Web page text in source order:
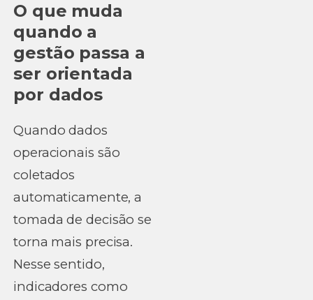
O que muda
quando a
gestão passa a
ser orientada
por dados
Quando dados
operacionais são
coletados
automaticamente, a
tomada de decisão se
torna mais precisa.
Nesse sentido,
indicadores como